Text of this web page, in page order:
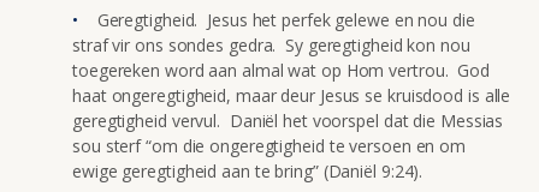
Geregtigheid. Jesus het perfek gelewe en nou die
straf vir ons sondes gedra. Sy geregtigheid kon nou
toegereken word aan almal wat op Hom vertrou. God
haat ongeregtigheid, maar deur Jesus se kruisdood is alle
geregtigheid vervul. Daniël het voorspel dat die Messias
sou sterf “om die ongeregtigheid te versoen en om
ewige geregtigheid aan te bring” (Daniël 9:24).